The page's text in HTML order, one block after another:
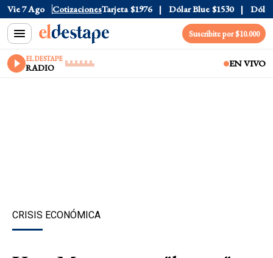
Vie 7 Ago Cotizaciones
$1520 Dólar Tarjeta $1976 Dólar Blue $1530 Dólar
Suscribite por $10.000
EL DESTAPE
RADIO EN VIVO
CRISIS ECONÓMICA